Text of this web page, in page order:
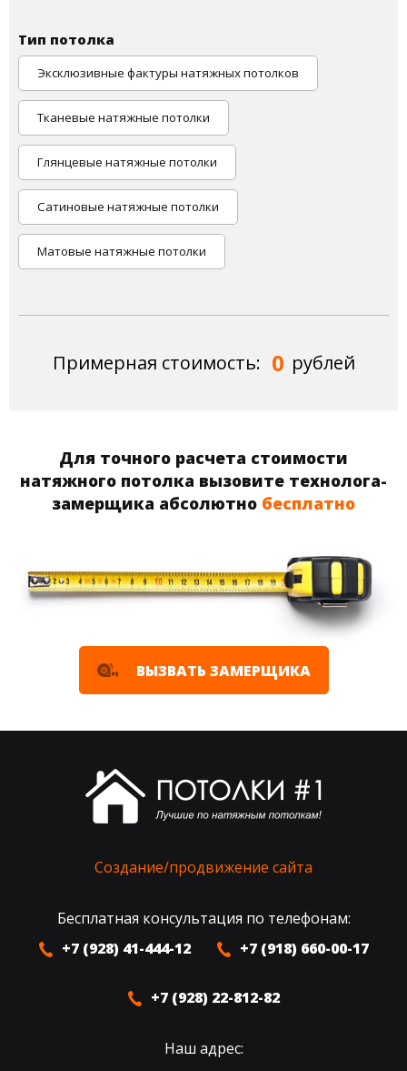
Тип потолка
Эксклюзивные фактуры натяжных потолков
Тканевые натяжные потолки
Глянцевые натяжные потолки
Сатиновые натяжные потолки
Матовые натяжные потолки
Примерная стоимость: 0 рублей
Для точного расчета стоимости
натяжного потолка вызовите технолога-
замерщика абсолютно бесплатно
ВЫЗВАТЬ ЗАМЕРЩИКА
Создание/продвижение сайта
Бесплатная консультация по телефонам:
+7 (928) 41-444-12
+7 (918) 660-00-17
+7 (928) 22-812-82
Наш адрес: